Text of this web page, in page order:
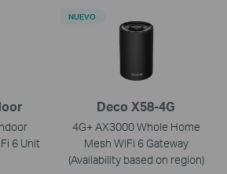
6 Unit
Deco X58-4G
4G+ AX3000 Whole Home
Mesh WiFi 6 Gateway
(Availability based on region)
NUEVO